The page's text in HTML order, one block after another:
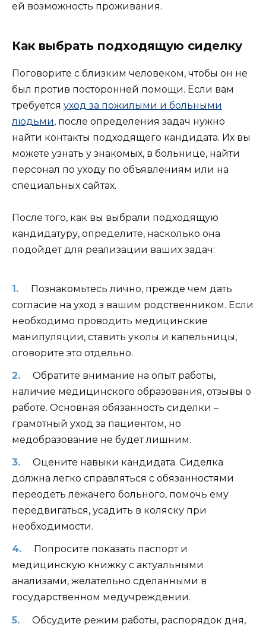
ей возможность проживания.
Как выбрать подходящую сиделку
Поговорите с близким человеком, чтобы он не
был против посторонней помощи. Если вам
требуется уход за пожилыми и больными
людьми, после определения задач нужно
найти контакты подходящего кандидата. Их вы
можете узнать у знакомых, в больнице, найти
персонал по уходу по объявлениям или на
специальных сайтах.
После того, как вы выбрали подходящую
кандидатуру, определите, насколько она
подойдет для реализации ваших задач:
Познакомьтесь лично, прежде чем дать
согласие на уход з вашим родственником. Если
необходимо проводить медицинские
манипуляции, ставить уколы и капельницы,
оговорите это отдельно.
Обратите внимание на опыт работы,
наличие медицинского образования, отзывы о
работе. Основная обязанность сиделки –
грамотный уход за пациентом, но
медобразование не будет лишним.
Оцените навыки кандидата. Сиделка
должна легко справляться с обязанностями
переодеть лежачего больного, помочь ему
передвигаться, усадить в коляску при
необходимости.
Попросите показать паспорт и
медицинскую книжку с актуальными
анализами, желательно сделанными в
государственном медучреждении.
Обсудите режим работы, распорядок дня,